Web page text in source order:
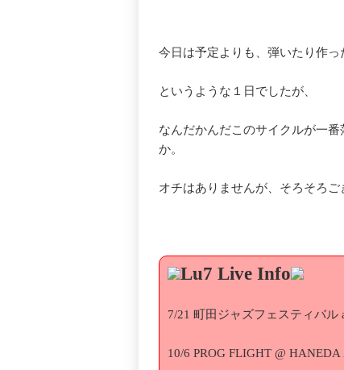
今日は予定よりも、弾いたり作っ
というような１日でしたが、
なんだかんだこのサイクルが一
か。
オチはありませんが、そろそろご
Lu7 Live Info
7/21 町田ジャズフェスティバル
10/6 PROG FLIGHT @